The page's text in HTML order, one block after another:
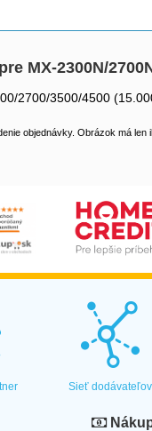
MX-2300N/
2700/3500/4500
objednávky. Obrázok má len
Sieť dodávateľov